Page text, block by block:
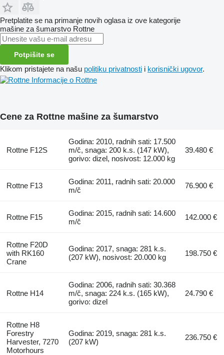
Pretplatite se na primanje novih oglasa iz ove kategorije
mašine za šumarstvo Rottne
Potpišite se
Klikom pristajete na našu politiku privatnosti i korisnički ugovor.
Informacije o Rottne
Cene za Rottne mašine za šumarstvo
Rottne F12S
Godina: 2010, radnih sati: 17.500
m/č, snaga: 200 k.s. (147 kW),
gorivo: dizel, nosivost: 12.000 kg
39.480 €
Rottne F13
Godina: 2011, radnih sati: 20.000
m/č
76.900 €
Rottne F15
Godina: 2015, radnih sati: 14.600
m/č
142.000 €
Rottne F20D
with RK160
Crane
Godina: 2017, snaga: 281 k.s.
(207 kW), nosivost: 20.000 kg
198.750 €
Rottne H14
Godina: 2006, radnih sati: 30.368
m/č, snaga: 224 k.s. (165 kW),
gorivo: dizel
24.790 €
Rottne H8
Forestry
Harvester, 7270
Motorhours
Godina: 2019, snaga: 281 k.s.
(207 kW)
236.750 €